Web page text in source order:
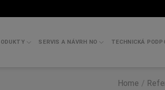
SERVIS A NÁVRH NO TECHNICKÁ
Home /